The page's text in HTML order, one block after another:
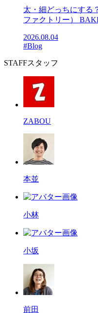
太・細どっちにする
ファクトリー）
2026.08.04
#Blog
STAFFスタッフ
ZABOU
本並
小林
小坂
前田